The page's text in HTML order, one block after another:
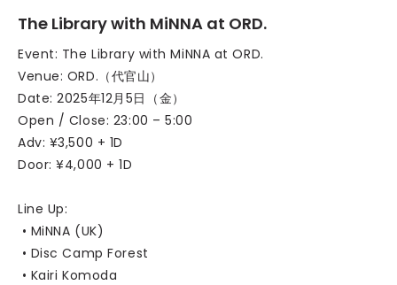
The Library with MiNNA at ORD.
Event: The Library with MiNNA at ORD.
Venue: ORD.（代官山）
Date: 2025年12月5日（金）
Open / Close: 23:00 – 5:00
Adv: ¥3,500 + 1D
Door: ¥4,000 + 1D
Line Up:
• MiNNA (UK)
• Disc Camp Forest
• Kairi Komoda